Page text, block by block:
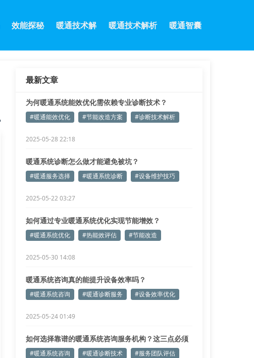
效能探秘 暖通技术解 暖通技术解析 暖通智囊
最新文章
为何暖通系统能效优化需依赖专业诊断技术？
#暖通能效优化 #节能改造方案 #诊断技术解析
2025-05-28 22:18
暖通系统诊断怎么做才能避免被坑？
#暖通服务选择 #暖通系统诊断 #设备维护技巧
2025-05-22 03:27
如何通过专业暖通系统优化实现节能增效？
#暖通系统优化 #热能效评估 #节能改造
2025-05-30 14:08
暖通系统咨询真的能提升设备效率吗？
#暖通系统咨询 #暖通诊断服务 #设备效率优化
2025-05-24 01:49
如何选择靠谱的暖通系统咨询服务机构？这三点必须
看#暖通系统咨询 #暖通诊断技术 #服务团队评估